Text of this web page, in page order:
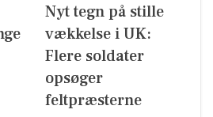
Nyt tegn på stille
vækkelse i UK:
Flere soldater
opsøger
feltpræsterne